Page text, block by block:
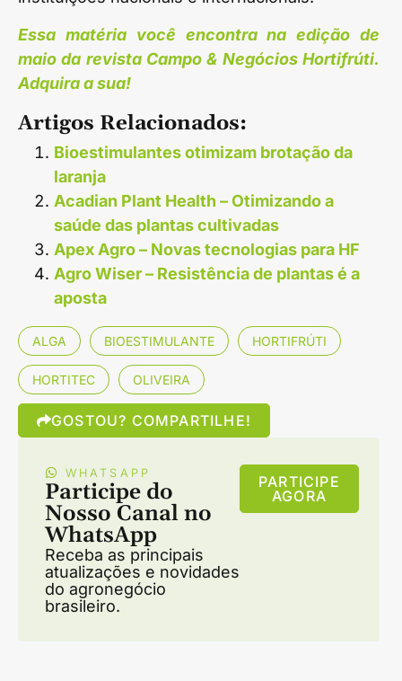
Essa matéria você encontra na edição de
maio da revista Campo & Negócios Hortifrúti.
Adquira a sua!
Artigos Relacionados:
Bioestimulantes otimizam brotação da
laranja
Acadian Plant Health – Otimizando a
saúde das plantas cultivadas
Apex Agro – Novas tecnologias para HF
Agro Wiser – Resistência de plantas é a
aposta
ALGA BIOESTIMULANTE HORTIFRÚTI
HORTITEC OLIVEIRA
GOSTOU? COMPARTILHE!
WHATSAPP
Participe do
Nosso Canal no
WhatsApp
Receba as principais
atualizações e novidades
do agronegócio
brasileiro.
PARTICIPE
AGORA